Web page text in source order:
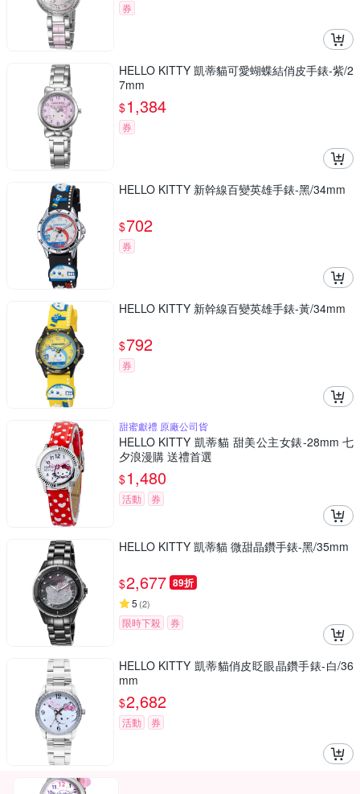
券
HELLO KITTY 凱蒂貓可愛蝴蝶結俏皮手錶-紫/2
7mm
$1,384
券
HELLO KITTY 新幹線百變英雄手錶-黑/34mm
$702
券
HELLO KITTY 新幹線百變英雄手錶-黃/34mm
$792
券
甜蜜獻禮 原廠公司貨
HELLO KITTY 凱蒂貓 甜美公主女錶-28mm 七
夕浪漫購 送禮首選
$1,480
活動 券
HELLO KITTY 凱蒂貓 微甜晶鑽手錶-黑/35mm
$2,677 89折
5 (2)
限時下殺 券
HELLO KITTY 凱蒂貓俏皮眨眼晶鑽手錶-白/36
mm
$2,682
活動 券